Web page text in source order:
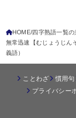
HOME 四字熟語一覧
無常迅速【むじょうじん
義語）
ことわざ 慣用句
プライバシー